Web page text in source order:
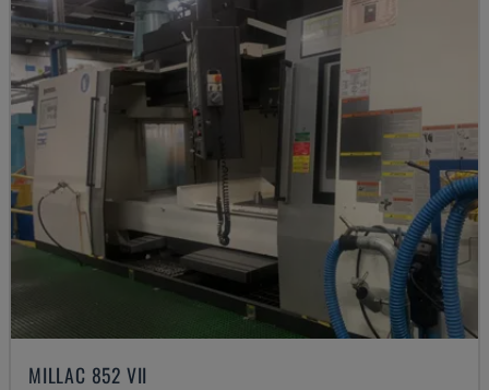
MILLAC 852 VII